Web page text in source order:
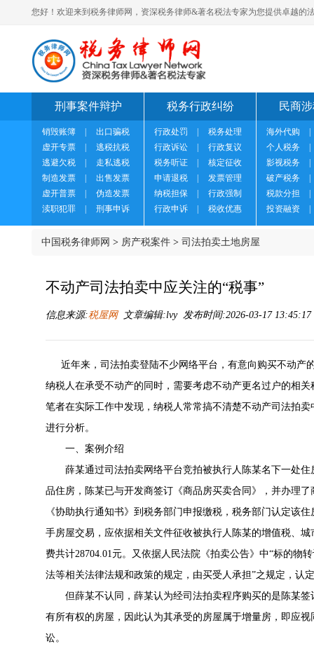
您好！欢迎来到税务律师网，资深税务律师&著名税法专家为您提供卓越的
刑事案件辩护
销毁账簿
出口骗税
虚开专票
逃税抗税
逃避欠税
走私逃税
制造发票
出售发票
虚开普票
伪造发票
渎职犯罪
刑事申诉
税务行政纠纷
行政处罚
税务处理
行政诉讼
行政复议
税务听证
核定征收
申请退税
发票管理
纳税担保
行政强制
行政申诉
税收优惠
民商
海外代购
个人税务
影视税务
破产税务
税款分担
投资融资
中国税务律师网 > 房产税案件 > 司法拍卖土地房屋
不动产司法拍卖中应关注的“税事”
信息来源:税屋网文章编辑:lvy 发布时间:2026-03-17
近年来，司法拍卖登陆不少网络平台，有意向购买不动产
纳税人在承受不动产的同时，需要考虑不动产更名过户的相
笔者在实际工作中发现，纳税人常常搞不清楚不动产司法拍
进行分析。
一、案例介绍
薛某通过司法拍卖网络平台竞拍被执行人陈某名下一处住
品住房，陈某已与开发商签订《商品房买卖合同》，并办理
《协助执行通知书》到税务部门申报缴税，税务部门认定该
手房屋交易，应依据相关文件征收被执行人陈某的增值税、
费共计28704.01元。又依据人民法院《拍卖公告》中“标的物
法等相关法律法规和政策的规定，由买受人承担”之规定，认
但薛某不认同，薛某认为经司法拍卖程序购买的是陈某签
有所有权的房屋，因此认为其承受的房屋属于增量房，即应
讼。